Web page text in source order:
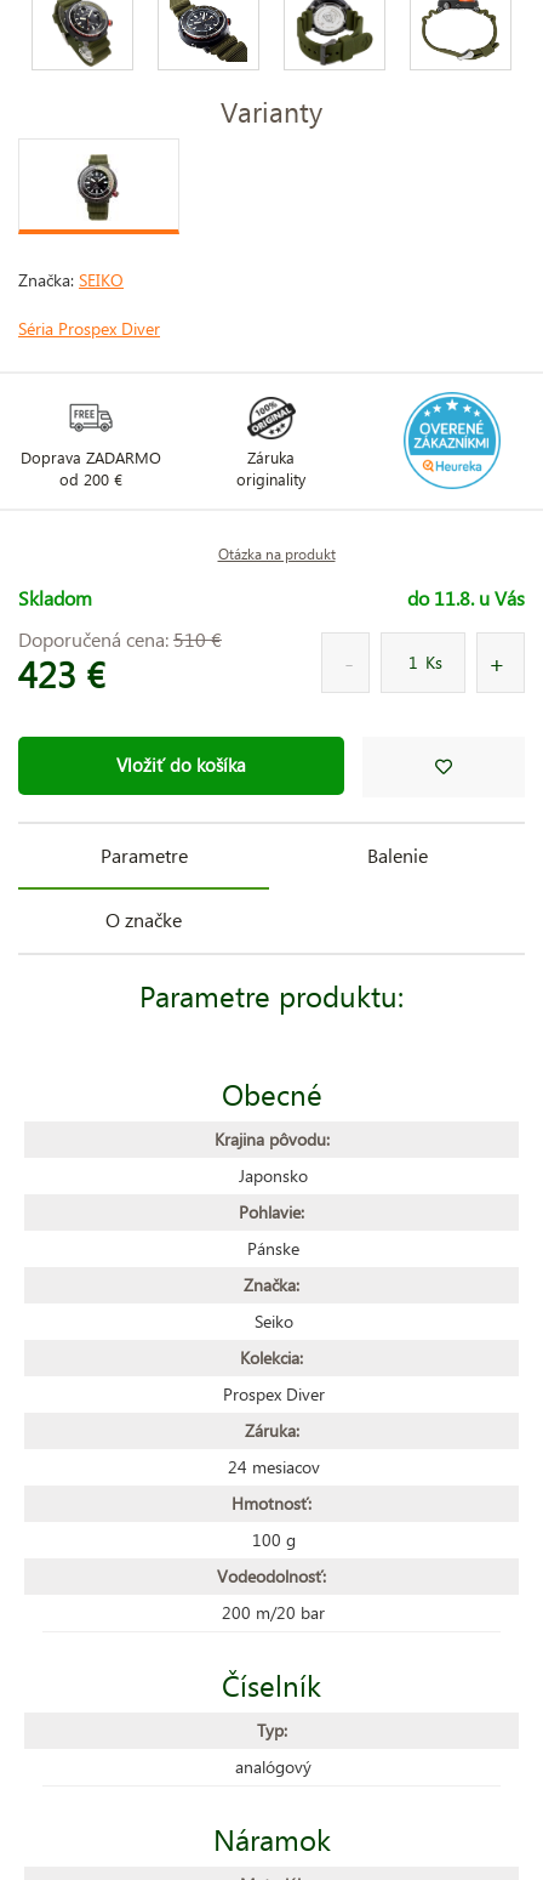
Varianty
Značka: SEIKO
Séria Prospex Diver
Doprava ZADARMO
od 200 €
Záruka
originality
Otázka na produkt
Skladom
do 11.8. u Vás
Doporučená cena:510 €
423 € Ks
Vložiť do košíka
Parametre Balenie
O značke
Parametre produktu:
Obecné
Krajina pôvodu:
Japonsko
Pohlavie:
Pánske
Značka:
Seiko
Kolekcia:
Prospex Diver
Záruka:
24 mesiacov
Hmotnosť:
100 g
Vodeodolnosť:
200 m/20 bar
Číselník
Typ:
analógový
Náramok